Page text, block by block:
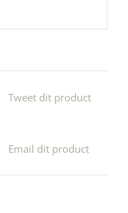
Tweet dit product
Email dit product